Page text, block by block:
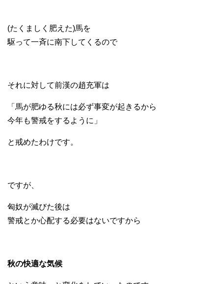
(たくましく肥えた)馬を
駆って一斉に南下してくるので
それに対して前漢の趙充軍は
「馬が肥ゆる秋には必ず事変が起きるから
今年も警戒をするように」
と戒めたわけです。
ですが、
匈奴が滅びた後は
警戒とか心配する必要はないですから
秋の快適な気候